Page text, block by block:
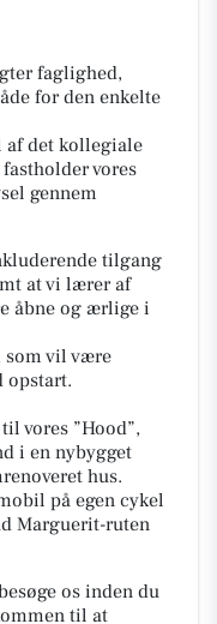
faglighed,
for den enkelte
af det kollegiale
vores
gennem
tilgang
at vi lærer af
åbne og ærlige i
som vil være
opstart.
vores ”Hood”,
i en nybygget
hus.
på egen cykel
Marguerit-ruten
os inden du
til at